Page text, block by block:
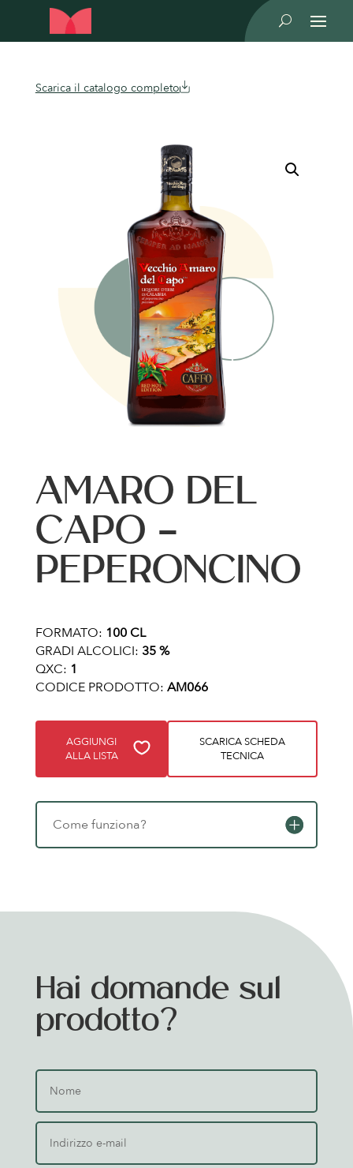
U
Scarica il catalogo completo
AMARO DEL
CAPO –
PEPERONCINO
FORMATO: 100 CL
GRADI ALCOLICI: 35 %
QXC: 1
CODICE PRODOTTO: AM066
AGGIUNGI
ALLA LISTA
SCARICA SCHEDA
TECNICA
Come funziona?
Hai domande sul
prodotto?